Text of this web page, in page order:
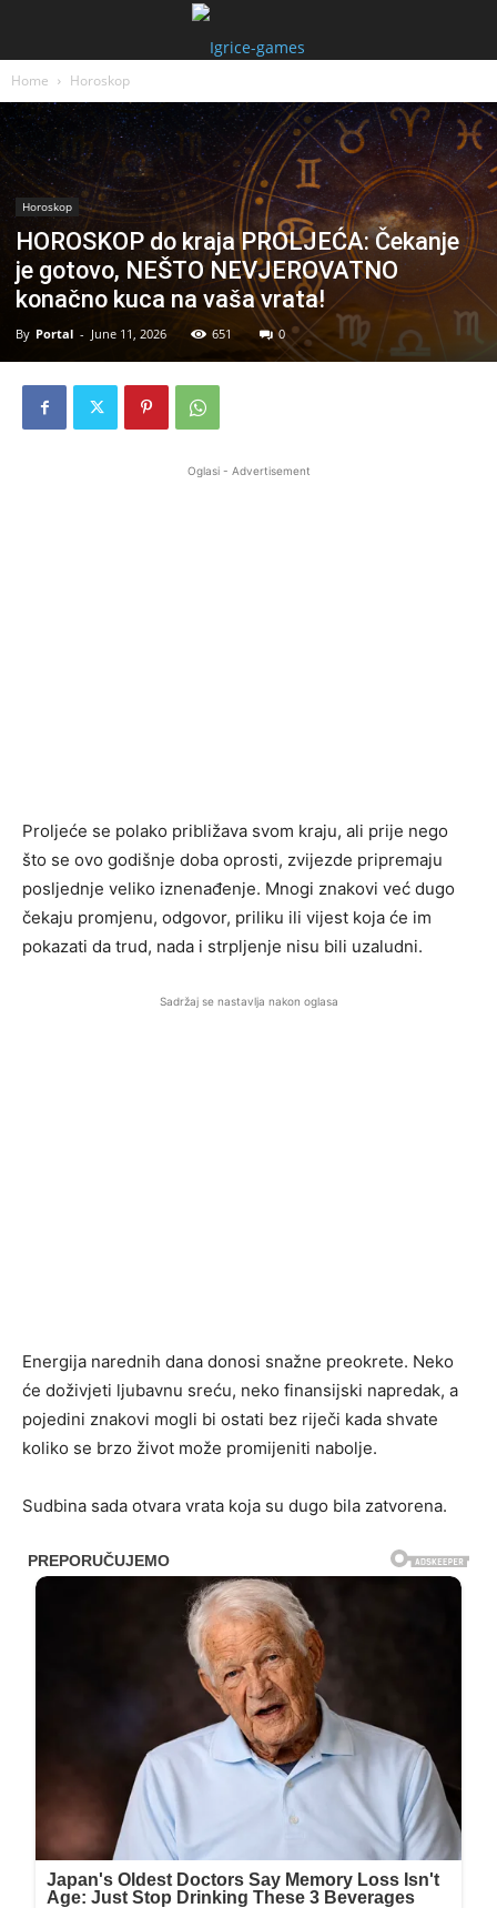
Home Horoskop
Horoskop
HOROSKOP do kraja PROLJEĆA: Čekanje
je gotovo, NEŠTO NEVJEROVATNO
konačno kuca na vaša vrata!
By Portal - June 11, 2026 651 0
Oglasi - Advertisement
Proljeće se polako približava svom kraju, ali prije nego
što se ovo godišnje doba oprosti, zvijezde pripremaju
posljednje veliko iznenađenje. Mnogi znakovi već dugo
čekaju promjenu, odgovor, priliku ili vijest koja će im
pokazati da trud, nada i strpljenje nisu bili uzaludni.
Sadržaj se nastavlja nakon oglasa
Energija narednih dana donosi snažne preokrete. Neko
će doživjeti ljubavnu sreću, neko finansijski napredak, a
pojedini znakovi mogli bi ostati bez riječi kada shvate
koliko se brzo život može promijeniti nabolje.
Sudbina sada otvara vrata koja su dugo bila zatvorena.